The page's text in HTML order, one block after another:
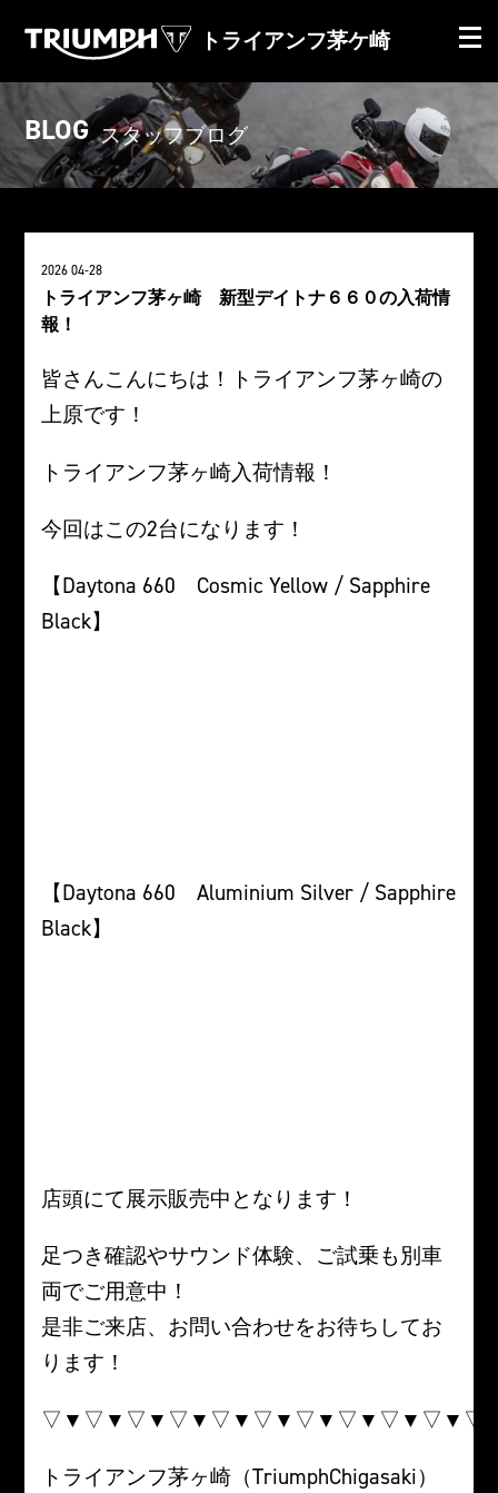
トライアンフ茅ケ崎
BLOG スタッフブログ
2026 04-28
トライアンフ茅ヶ崎 新型デイトナ６６０の入荷情
報！
皆さんこんにちは！トライアンフ茅ヶ崎の
上原です！
トライアンフ茅ヶ崎入荷情報！
今回はこの2台になります！
【Daytona 660 Cosmic Yellow / Sapphire
Black】
【Daytona 660 Aluminium Silver / Sapphire
Black】
店頭にて展示販売中となります！
足つき確認やサウンド体験、ご試乗も別車
両でご用意中！
是非ご来店、お問い合わせをお待ちしてお
ります！
トライアンフ茅ヶ崎（TriumphChigasaki）